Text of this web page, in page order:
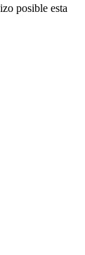
posible esta